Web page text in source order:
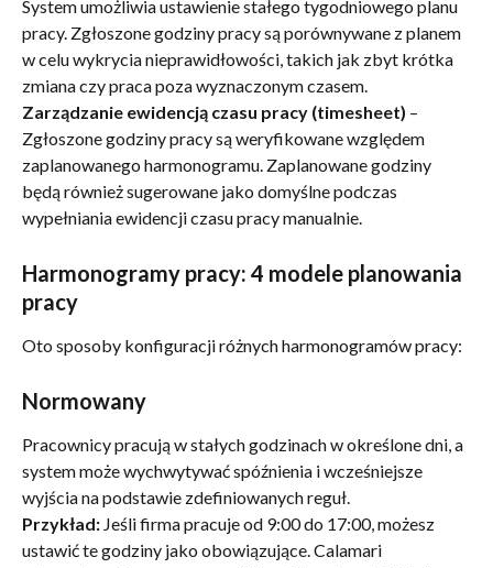
System umożliwia ustawienie stałego tygodniowego planu
pracy. Zgłoszone godziny pracy są porównywane z planem
w celu wykrycia nieprawidłowości, takich jak zbyt krótka
zmiana czy praca poza wyznaczonym czasem.
Zarządzanie ewidencją czasu pracy (timesheet) –
Zgłoszone godziny pracy są weryfikowane względem
zaplanowanego harmonogramu. Zaplanowane godziny
będą również sugerowane jako domyślne podczas
wypełniania ewidencji czasu pracy manualnie.
Harmonogramy pracy: 4 modele planowania
pracy
Oto sposoby konfiguracji różnych harmonogramów pracy:
Normowany
Pracownicy pracują w stałych godzinach w określone dni, a
system może wychwytywać spóźnienia i wcześniejsze
wyjścia na podstawie zdefiniowanych reguł.
Przykład: Jeśli firma pracuje od 9:00 do 17:00, możesz
ustawić te godziny jako obowiązujące. Calamari